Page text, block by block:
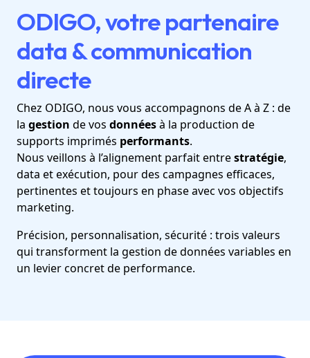
ODIGO, votre partenaire
data & communication
directe
Chez ODIGO, nous vous accompagnons de A à Z : de
la gestion de vos donnéesà la production de
supports imprimés performants.
Nous veillons à l’alignement parfait entrestratégie,
data et exécution, pour des campagnes efficaces,
pertinentes et toujours en phase avec vos objectifs
marketing.
Précision, personnalisation, sécurité : trois valeurs
qui transforment la gestion de données variables en
un levier concret de performance.